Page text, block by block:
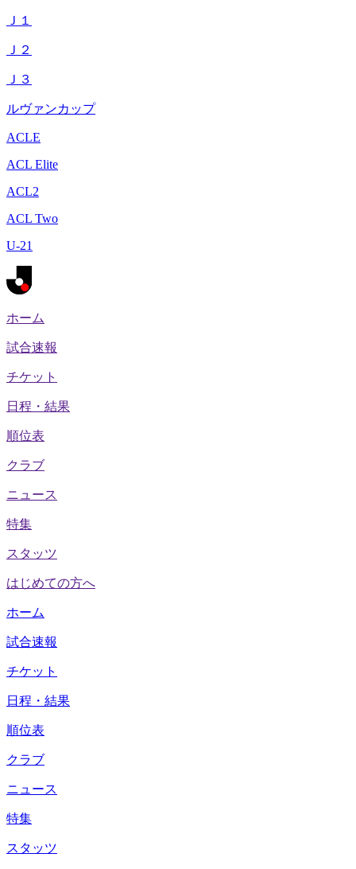
Ｊ１
Ｊ２
Ｊ３
ルヴァンカップ
ACLE
ACL Elite
ACL2
ACL Two
U-21
ホーム
試合速報
チケット
日程・結果
順位表
クラブ
ニュース
特集
スタッツ
はじめての方へ
ホーム
試合速報
チケット
日程・結果
順位表
クラブ
ニュース
特集
スタッツ